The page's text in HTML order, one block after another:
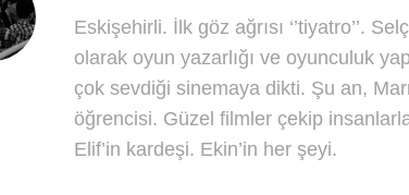
Eskişehirli. İlk göz ağrısı ‘’tiyatro’’.
olarak oyun yazarlığı ve oyunculuk
çok sevdiği sinemaya dikti. Şu an,
öğrencisi. Güzel filmler çekip
Elif’in kardeşi. Ekin’in her şeyi.